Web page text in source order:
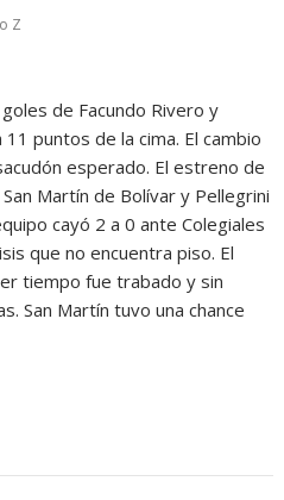
Z
goles de Facundo Rivero y
puntos de la cima. El cambio
esperado. El estreno de
Martín de Bolívar y Pellegrini
cayó 2 a 0 ante Colegiales
que no encuentra piso. El
tiempo fue trabado y sin
San Martín tuvo una chance